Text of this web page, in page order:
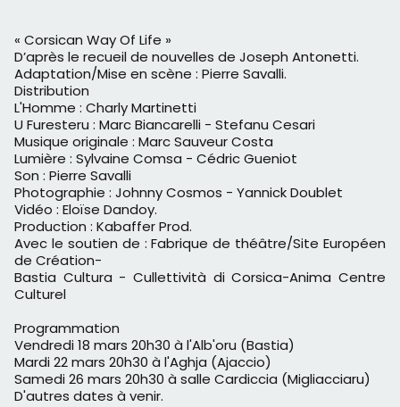
« Corsican Way Of Life »
D’après le recueil de nouvelles de Joseph Antonetti.
Adaptation/Mise en scène : Pierre Savalli.
Distribution
L'Homme : Charly Martinetti
U Furesteru : Marc Biancarelli - Stefanu Cesari
Musique originale : Marc Sauveur Costa
Lumière : Sylvaine Comsa - Cédric Gueniot
Son : Pierre Savalli
Photographie : Johnny Cosmos - Yannick Doublet
Vidéo : Eloïse Dandoy.
Production : Kabaffer Prod.
Avec le soutien de : Fabrique de théâtre/Site Européen
de Création-
Bastia Cultura - Cullettività di Corsica-Anima Centre
Culturel
Programmation
Vendredi 18 mars 20h30 à l'Alb'oru (Bastia)
Mardi 22 mars 20h30 à l'Aghja (Ajaccio)
Samedi 26 mars 20h30 à salle Cardiccia (Migliacciaru)
D'autres dates à venir.